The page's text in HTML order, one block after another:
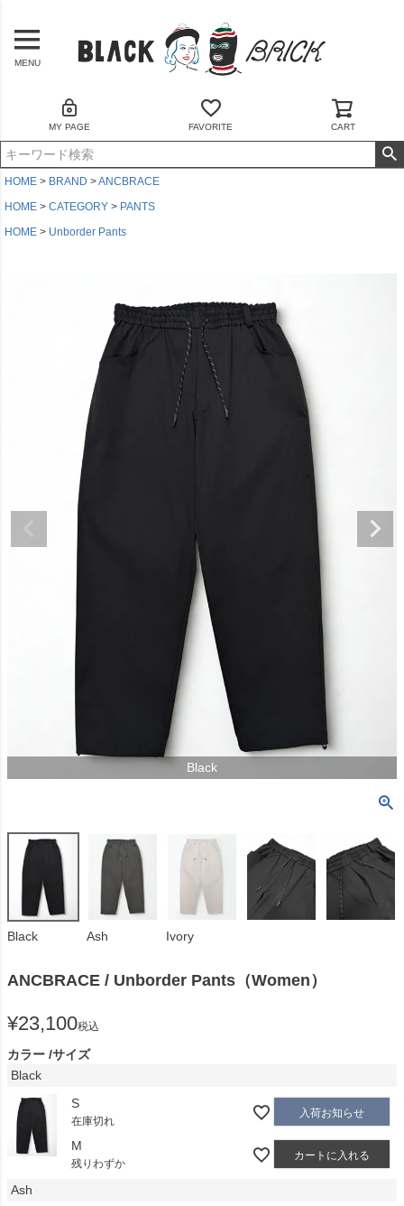
MENU
MY PAGE FAVORITE CART
HOME BRAND
ANCBRACE
HOME
CATEGORY
PANTS
HOME
Unborder Pants
Black
Black Ash Ivory
ANCBRACE / Unborder Pants（Women）
¥23,100税込
カラー サイズ
Black
S
在庫切れ
入荷お知らせ
M
残りわずか
カートに入れる
Ash